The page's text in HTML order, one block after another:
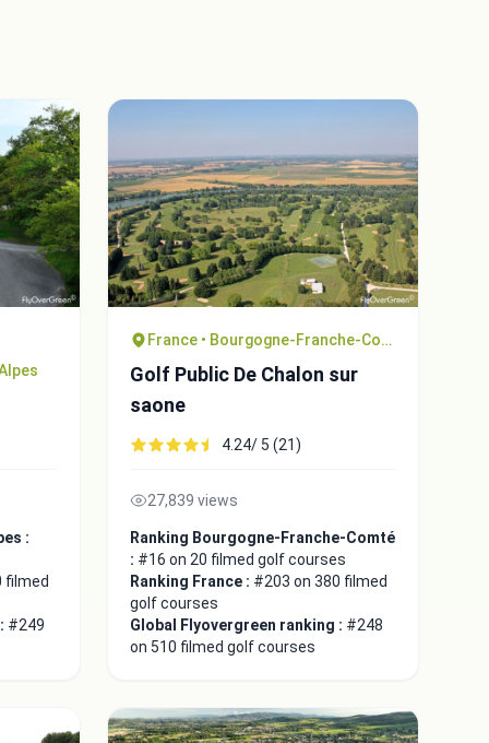
:
filmed
#249
France • Bourgogne-Franche-Comté
Golf Public De Chalon sur
saone
4.24/ 5 (21)
27,839 views
Ranking Bourgogne-Franche-Comté
: #16 on 20 filmed golf courses
Ranking France : #203 on 380 filmed
golf courses
Global Flyovergreen ranking : #248
on 510 filmed golf courses